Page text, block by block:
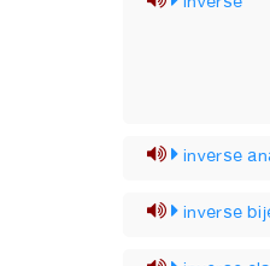
inverse
inverse